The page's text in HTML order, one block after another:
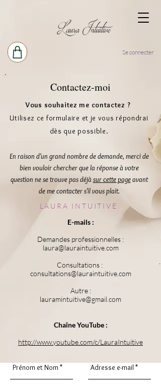
Se connecter
Contactez-moi
Vous souhaitez me contactez ?
Utilisez ce formulaire et je vous répondrai
dès que possible.
En raison d'un grand nombre de demande, merci de
bien vouloir chercher que la réponseà votre
question ne se trouve pas déjà sur cette pageavant
de me contacter s'il vous plait.
LAURA INTUITIVE
E-mails :
Demandes professionnelles :
laura@lauraintuitive.com
Consultations :
consultations@lauraintuitive.com
Autre :
lauramintuitive@gmail.com
Chaîne YouTube :
http://www.youtube.com/c/LauraIntuitive